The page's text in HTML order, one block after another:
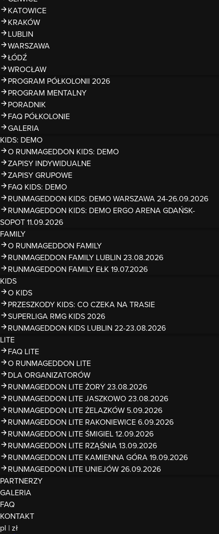
KATOWICE
KRAKÓW
LUBLIN
WARSZAWA
ŁÓDŹ
WROCŁAW
PROGRAM PÓŁKOLONII 2026
PROGRAM MENTALNY
PORADNIK
FAQ PÓŁKOLONIE
GALERIA
KIDS: DEMO
O RUNMAGEDDON KIDS: DEMO
ZAPISY INDYWIDUALNE
ZAPISY GRUPOWE
FAQ KIDS: DEMO
RUNMAGEDDON KIDS: DEMO WARSZAWA 24-26.09.2026
RUNMAGEDDON KIDS: DEMO ERGO ARENA GDAŃSK-
SOPOT 11.09.2026
FAMILY
O RUNMAGEDDON FAMILY
RUNMAGEDDON FAMILY LUBLIN 23.08.2026
RUNMAGEDDON FAMILY EŁK 19.07.2026
KIDS
O KIDS
PRZESZKODY KIDS: CO CZEKA NA TRASIE
SUPERLIGA RMG KIDS 2026
RUNMAGEDDON KIDS LUBLIN 22-23.08.2026
LITE
FAQ LITE
O RUNMAGEDDON LITE
DLA ORGANIZATORÓW
RUNMAGEDDON LITE ŻORY 23.08.2026
RUNMAGEDDON LITE JASZKOWO 23.08.2026
RUNMAGEDDON LITE ŻELAZKÓW 5.09.2026
RUNMAGEDDON LITE RAKONIEWICE 6.09.2026
RUNMAGEDDON LITE ŚMIGIEL 12.09.2026
RUNMAGEDDON LITE RZĄŚNIA 13.09.2026
RUNMAGEDDON LITE KAMIENNA GÓRA 19.09.2026
RUNMAGEDDON LITE UNIEJÓW 26.09.2026
PARTNERZY
GALERIA
FAQ
KONTAKT
pl |zł